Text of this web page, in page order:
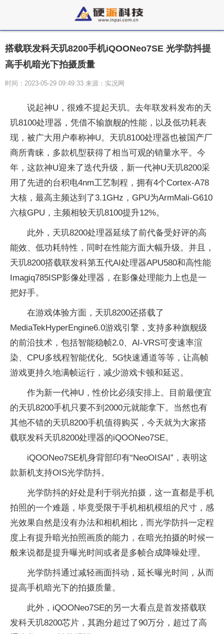
搭载联发科天玑8200手机iQOONeo7SE 光学防抖提
高手机暗光下拍摄质量
时间：2023-05-29 09:49:33 来源：实况网
说起神U，很难不提起天玑。去年联发科发布的天
玑8100处理器，凭借不输旗舰的性能，以及低功耗表
现，被广大用户奉称神U。天玑8100处理器也被国产厂
商所青睐，多款机型获得了相当可观的销量水平。今
年，这款神U迎来了迭代升级，新一代神U天玑8200采
用了先进的台积电4nm工艺制程，拥有4个Cortex-A78
大核，最高主频达到了3.1GHz，GPU为ArmMali-G610
六核GPU，主频相较天玑8100提升12%。
此外，天玑8200处理器延续了前代备受好评的高
能效、低功耗特性，同时在性能方面大幅升级。并且，
天玑8200搭载联发科第五代AI处理器APU580和高性能
Imagiq785ISP影像处理器，在影像处理能力上也是一
把好手。
在游戏体验方面，天玑8200还搭载了
MediaTekHyperEngine6.0游戏引擎，支持多种旗舰级
的前沿技术，包括智能稳帧2.0、AI-VRS可变速率渲
染、CPU多线程智能优化、5G快速通道等等，让高帧
游戏更持久地满帧运行，减少游戏卡顿和延迟。
作为新一代神U，性价比必须安排上。目前最便宜
的天玑8200手机只要不到2000元就能拿下。当然也有
其他不错的天玑8200手机值得购买，今天就为大家搭
载联发科天玑8200处理器的iQOONeo7SE。
iQOONeo7SE机身背部印有“NeoOISAI”，表明这
款新机支持OIS光学防抖。
光学防抖的好处是利于弱光拍摄，这一直都是手机
拍照的一个难题，毕竟受限于手机相机模组的尺寸，感
光效果自然是没有办法和相机相比，而光学防抖一定程
度上有提升暗光拍照画质的能力，在暗光拍摄的时候一
般来说都是提升曝光时间或者是多帧合成降噪处理。
光学防抖通过减轻画面抖动，延长曝光时间，从而
提高手机暗光下的拍摄质量。
此外，iQOONeo7SE的另一大看点是首发搭载联
发科天玑8200芯片，其跑分超过了90万分，超过了高